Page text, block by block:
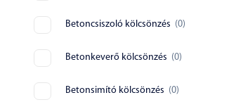
Betoncsiszoló kölcsönzés (0)
Betonkeverő kölcsönzés (0)
Betonsimító kölcsönzés (0)